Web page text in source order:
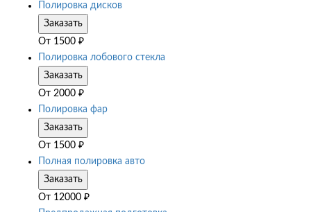
Полировка дисков
Заказать
От 1500 ₽
Полировка лобового стекла
Заказать
От 2000 ₽
Полировка фар
Заказать
От 1500 ₽
Полная полировка авто
Заказать
От 12000 ₽